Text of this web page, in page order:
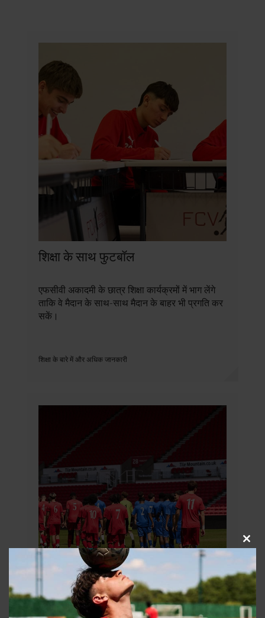
शिक्षा के साथ फुटबॉल
एफसीवी अकादमी के छात्र शिक्षा कार्यक्रमों में भाग लेंगे
ताकि वे मैदान के साथ-साथ मैदान के बाहर भी प्रगति कर
सकें।
शिक्षा के बारे में और अधिक जानकारी
बंद
करें